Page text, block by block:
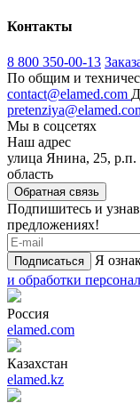
Контакты
8 800 350-00-13
По общим и
contact@elamed.com
Мы в соцсетях
Наш адрес
улица Янина, 25, р.п.
область
Обратная связь
Подпишитесь и
предложениях!
Подписаться Я
и обработки
Россия
elamed.com
Казахстан
elamed.kz